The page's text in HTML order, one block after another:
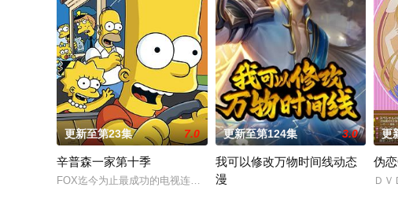
更新至第23集 7.0
辛普森一家第十季
FOX迄今为止最成功的电视连续剧。该剧最初是The Tracey Ullman
更新至第124集 3.0
我可以修改万物时间线动态
漫
更
伪
Ｄ